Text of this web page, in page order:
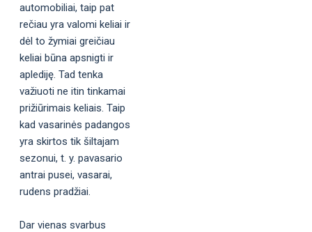
automobiliai, taip pat
rečiau yra valomi keliai ir
dėl to žymiai greičiau
keliai būna apsnigti ir
aplediję. Tad tenka
važiuoti ne itin tinkamai
prižiūrimais keliais. Taip
kad vasarinės padangos
yra skirtos tik šiltajam
sezonui, t. y. pavasario
antrai pusei, vasarai,
rudens pradžiai.
Dar vienas svarbus